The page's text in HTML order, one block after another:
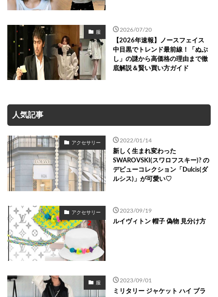
服 2026/07/20
【2026年速報】ノースフェイス
中目黒でトレンド最前線！「ぬぷ
し」の謎から高価格の理由まで徹
底解説＆賢い買い方ガイド
人気記事
アクセサリー 2022/01/14
新しく生まれ変わった
SWAROVSKI(スワロフスキー)? の
デビューコレクション「Dulcis(ダ
ルシス)」が可愛い♡
アクセサリー 2023/09/19
ルイヴィトン 帽子 偽物 見分け方
服 2023/09/01
ミリタリー ジャケット ハイ ブラ